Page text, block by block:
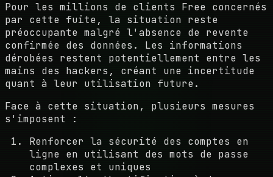
Pour les millions de clients Free concernés
par cette fuite, la situation reste
préoccupante malgré l'absence de revente
confirmée des données. Les informations
dérobées restent potentiellement entre les
mains des hackers, créant une incertitude
quant à leur utilisation future.
Face à cette situation, plusieurs mesures
s'imposent :
Renforcer la sécurité des comptes en
ligne en utilisant des mots de passe
complexes et uniques